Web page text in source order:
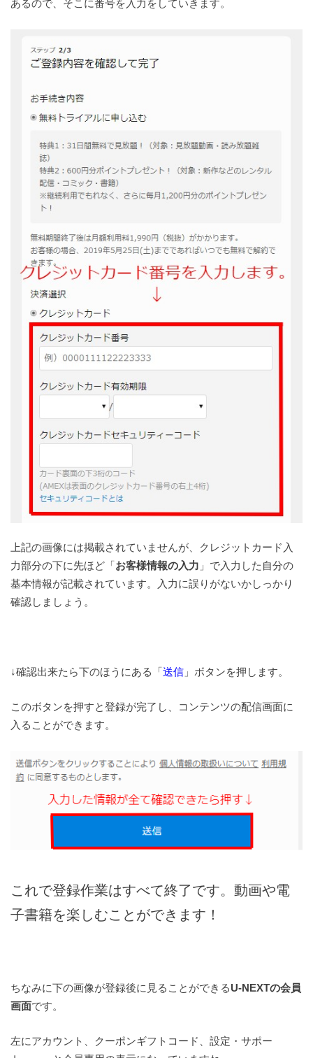
あるので、そこに番号を入力をしていきます。
上記の画像には掲載されていませんが、クレジットカード入
力部分の下に先ほど「 お客様情報の入力 」で入力した自分の
基本情報が記載されています。入力に誤りがないかしっかり
確認しましょう。
↓確認出来たら下のほうにある「 送信 」ボタンを押します。
このボタンを押すと登録が完了し、コンテンツの配信画面に
入ることができます。
これで登録作業はすべて終了です。動画や電
子書籍を楽しむことができます！
ちなみに下の画像が登録後に見ることができるU-NEXTの会員
画面です。
左にアカウント、クーポンギフトコード、設定・サポー